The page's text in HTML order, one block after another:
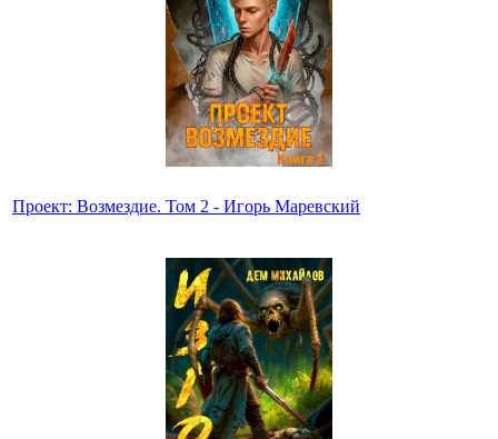
Проект: Возмездие. Том 2 - Игорь Маревский